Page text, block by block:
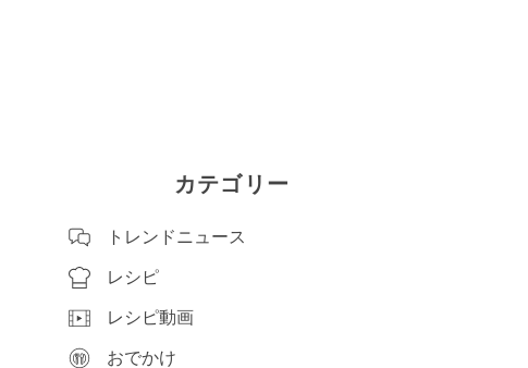
カテゴリー
トレンドニュース
レシピ
レシピ動画
おでかけ